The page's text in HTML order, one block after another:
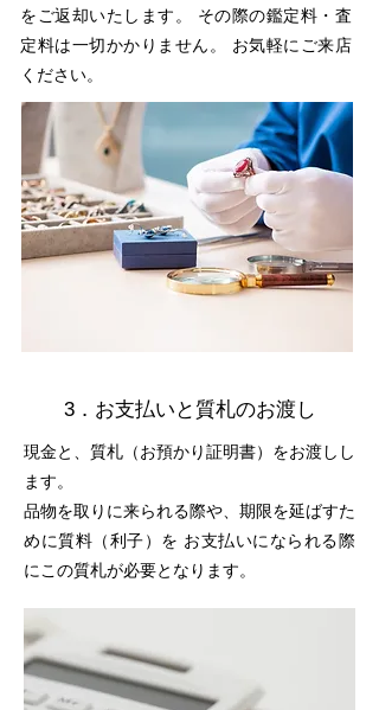
をご返却いたします。 その際の鑑定料・査
定料は一切かかりません。 お気軽にご来店
ください。
3．お支払いと質札のお渡し
現金と、質札（お預かり証明書）をお渡しし
ます。
品物を取りに来られる際や、期限を延ばすた
めに質料（利子）を お支払いになられる際
にこの質札が必要となります。